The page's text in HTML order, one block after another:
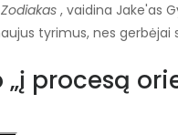
Zodiakas , vaidina Jake'as
tyrimus, nes
procesą